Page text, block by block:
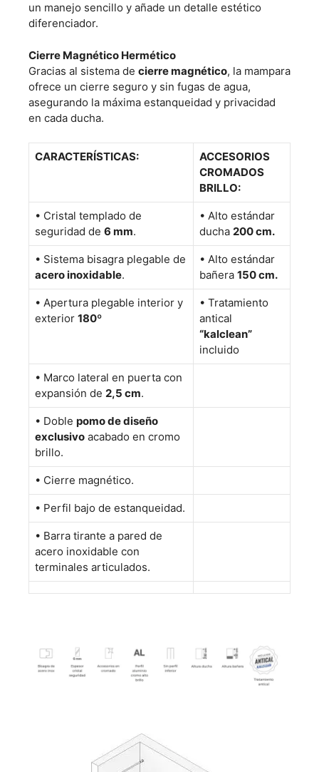
un manejo sencillo y añade un detalle estético
diferenciador.
Cierre Magnético Hermético
Gracias al sistema de cierre magnético, la mampara
ofrece un cierre seguro y sin fugas de agua,
asegurando la máxima estanqueidad y privacidad
en cada ducha.
CARACTERÍSTICAS:
ACCESORIOS
CROMADOS
BRILLO:
• Cristal templado de
seguridad de 6 mm.
• Alto estándar
ducha 200 cm.
• Sistema bisagra plegable de
acero inoxidable.
• Alto estándar
bañera 150 cm.
• Apertura plegable interior y
exterior 180º
• Tratamiento
antical
“kalclean”
incluido
• Marco lateral en puerta con
expansión de 2,5 cm.
• Doble pomo de diseño
exclusivo acabado en cromo
brillo.
• Cierre magnético.
• Perfil bajo de estanqueidad.
• Barra tirante a pared de
acero inoxidable con
terminales articulados.